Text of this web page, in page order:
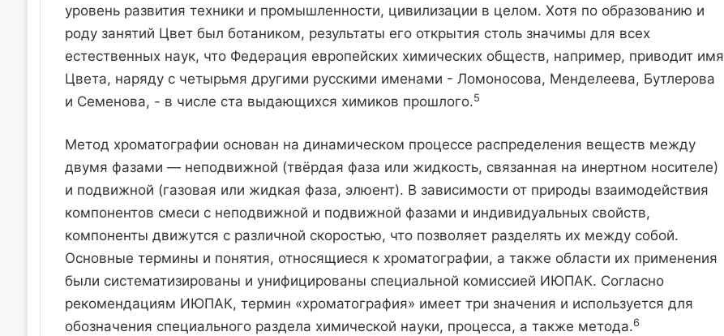
уровень развития техники и промышленности, цивилизации в целом. Хотя по образованию и
роду занятий Цвет был ботаником, результаты его открытия столь значимы для всех
естественных наук, что Федерация европейских химических обществ, например, приводит имя
Цвета, наряду с четырьмя другими русскими именами - Ломоносова, Менделеева, Бутлерова
и Семенова, - в числе ста выдающихся химиков прошлого.5
Метод хроматографии основан на динамическом процессе распределения веществ между
двумя фазами — неподвижной (твёрдая фаза или жидкость, связанная на инертном носителе)
и подвижной (газовая или жидкая фаза, элюент). В зависимости от природы взаимодействия
компонентов смеси с неподвижной и подвижной фазами и индивидуальных свойств,
компоненты движутся с различной скоростью, что позволяет разделять их между собой.
Основные термины и понятия, относящиеся к хроматографии, а также области их применения
были систематизированы и унифицированы специальной комиссией ИЮПАК. Согласно
рекомендациям ИЮПАК, термин «хроматография» имеет три значения и используется для
обозначения специального раздела химической науки, процесса, а также метода.6